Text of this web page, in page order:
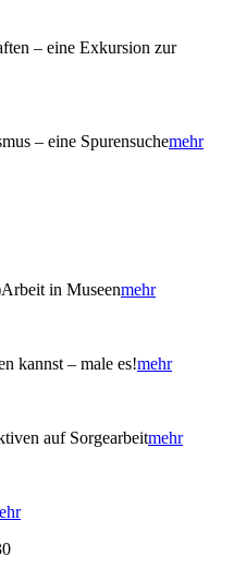
– eine Exkursion zur
– eine Spurensuchemehr
in Museenmehr
kannst – male es!mehr
auf Sorgearbeitmehr